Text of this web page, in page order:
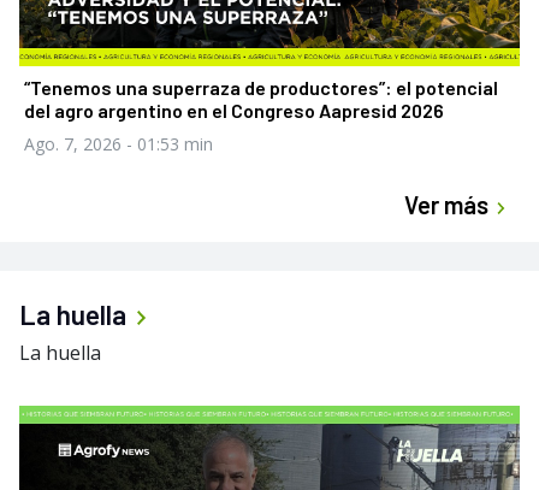
“Tenemos una superraza de productores”: el potencial
del agro argentino en el Congreso Aapresid 2026
Ago. 7, 2026 - 01:53 min
Ver más
La huella
La huella